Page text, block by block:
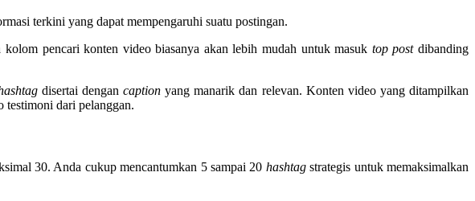
terkini yang dapat mempengaruhi suatu postingan.
pencari konten video biasanya akan lebih mudah untuk masuk top postdibanding
disertai dengancaption yang manarik dan relevan. Konten video yang ditampilkan
testimoni dari pelanggan.
30. Anda cukup mencantumkan 5 sampai 20 hashtagstrategis untuk memaksimalkan